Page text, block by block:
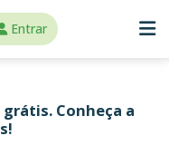
Entrar
Conheça a